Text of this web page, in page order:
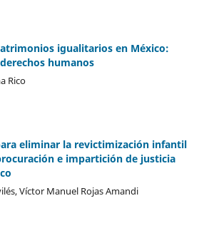
igualitarios en México:
humanos
Rico
eliminar la revictimización infantil
e impartición de justicia
Víctor Manuel Rojas Amandi